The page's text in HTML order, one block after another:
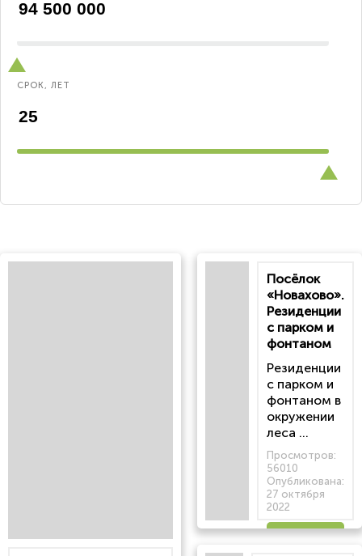
СРОК, ЛЕТ
Посёлок
«Новахово».
Резиденции
с парком и
фонтаном
Резиденции
с парком и
фонтаном в
окружении
леса ...
Просмотров:
56010
Опубликована:
27 октября
2022